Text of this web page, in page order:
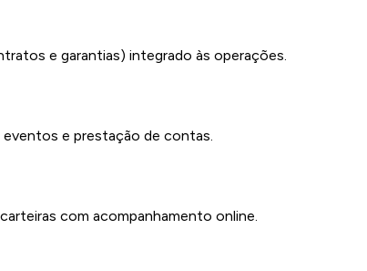
e garantias) integrado às operações.
e prestação de contas.
com acompanhamento online.